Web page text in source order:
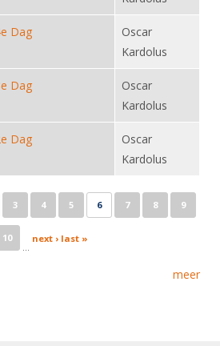
Dag
Oscar
Kardolus
Dag
Oscar
Kardolus
Dag
Oscar
Kardolus
3 4 5 6 7 8 9
10
…
next › last »
meer